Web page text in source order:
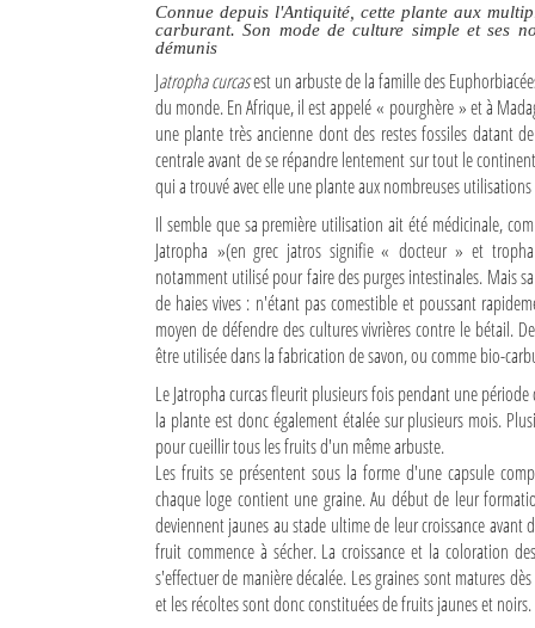
L'actualité du tourisme
Sites touristiques
Diego Suarez Pratique
Les Petites Annonces
La Tribune de Diego en PDF
Connue depuis l'Antiquité, cette plante aux
carburant. Son mode de culture simple et ses
démunis
Jatropha curcasest un arbuste de la famille des
du monde. En Afrique, il est appelé « pourghère » et à
une plante très ancienne dont des restes fossiles datant
centrale avant de se répandre lentement sur tout le
qui a trouvé avec elle une plante aux nombreuses
Il semble que sa première utilisation ait été médicinale,
Jatropha »(en grec jatros signifie « docteur » et
notamment utilisé pour faire des purges intestinales. Mais
de haies vives : n'étant pas comestible et poussant
moyen de défendre des cultures vivrières contre le bétail.
être utilisée dans la fabrication de savon, ou comme bio-
Le Jatropha curcas fleurit plusieurs fois pendant une
la plante est donc également étalée sur plusieurs mois.
pour cueillir tous les fruits d'un même arbuste.
Les fruits se présentent sous la forme d'une capsule
chaque loge contient une graine. Au début de leur
deviennent jaunes au stade ultime de leur croissance avant
fruit commence à sécher. La croissance et la coloration
s'effectuer de manière décalée. Les graines sont matures
et les récoltes sont donc constituées de fruits jaunes et noirs.